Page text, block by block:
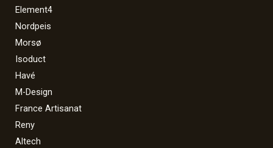
Element4
Nordpeis
Morsø
Isoduct
Havé
M-Design
France Artisanat
Reny
Altech